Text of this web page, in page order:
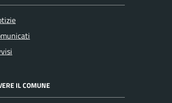
IL COMUNE